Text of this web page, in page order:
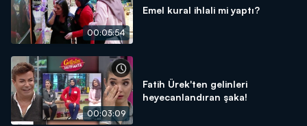
00:05:54
Emel kural ihlali mi yaptı?
00:03:09
Fatih Ürek'ten gelinleri
heyecanlandıran şaka!